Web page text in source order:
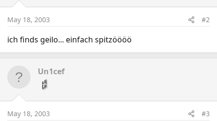
May 18, 2003 #2
ich finds geilo... einfach spitzöööö
Un1cef
May 18, 2003 #3